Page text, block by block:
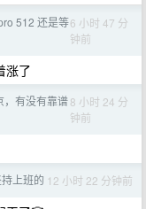
512 还是等6 小时 47 分
钟前
涨了
，有没有靠谱8 小时 24 分
钟前
上班的 12 小时 22 分钟前